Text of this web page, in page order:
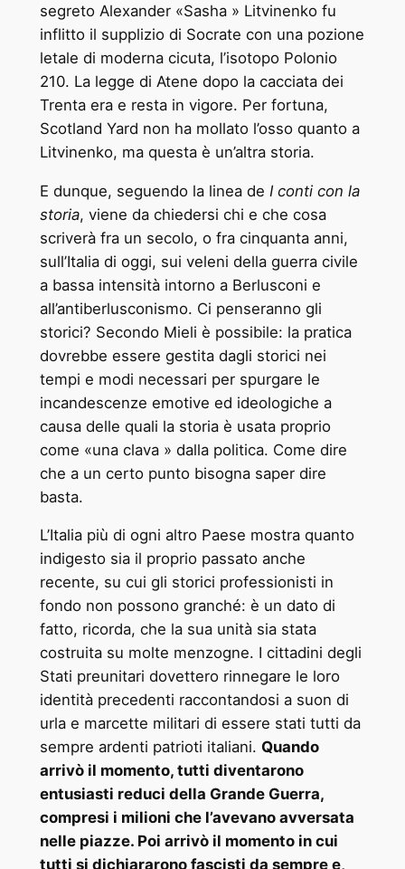
segreto Alexander «Sasha » Litvinenko fu
inflitto il supplizio di Socrate con una pozione
letale di moderna cicuta, l’isotopo Polonio
210. La legge di Atene dopo la cacciata dei
Trenta era e resta in vigore. Per fortuna,
Scotland Yard non ha mollato l’osso quanto a
Litvinenko, ma questa è un’altra storia.
E dunque, seguendo la linea de I conti con la
storia, viene da chiedersi chi e che cosa
scriverà fra un secolo, o fra cinquanta anni,
sull’Italia di oggi, sui veleni della guerra civile
a bassa intensità intorno a Berlusconi e
all’antiberlusconismo. Ci penseranno gli
storici? Secondo Mieli è possibile: la pratica
dovrebbe essere gestita dagli storici nei
tempi e modi necessari per spurgare le
incandescenze emotive ed ideologiche a
causa delle quali la storia è usata proprio
come «una clava » dalla politica. Come dire
che a un certo punto bisogna saper dire
basta.
L’Italia più di ogni altro Paese mostra quanto
indigesto sia il proprio passato anche
recente, su cui gli storici professionisti in
fondo non possono granché: è un dato di
fatto, ricorda, che la sua unità sia stata
costruita su molte menzogne. I cittadini degli
Stati preunitari dovettero rinnegare le loro
identità precedenti raccontandosi a suon di
urla e marcette militari di essere stati tutti da
sempre ardenti patrioti italiani. Quando
arrivò il momento, tutti diventarono
entusiasti reduci della Grande Guerra,
compresi i milioni che l’avevano avversata
nelle piazze. Poi arrivò il momento in cui
tutti si dichiararono fascisti da sempre e,